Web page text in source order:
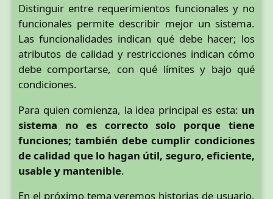
Distinguir entre requerimientos funcionales y no
funcionales permite describir mejor un sistema.
Las funcionalidades indican qué debe hacer; los
atributos de calidad y restricciones indican cómo
debe comportarse, con qué límites y bajo qué
condiciones.
Para quien comienza, la idea principal es esta: un
sistema no es correcto solo porque tiene
funciones; también debe cumplir condiciones
de calidad que lo hagan útil, seguro, eficiente,
usable y mantenible.
En el próximo tema veremos historias de usuario,